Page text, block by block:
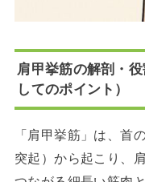
肩甲挙筋の解剖・
してのポイント）
「肩甲挙筋」は、首
突起）から起こり、